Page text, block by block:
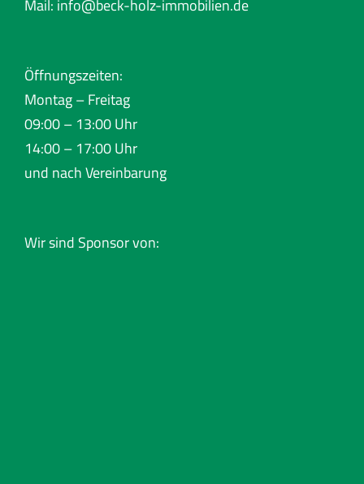
Mail: info@beck-holz-immobilien.de
Öffnungszeiten:
Montag – Freitag
09:00 – 13:00 Uhr
14:00 – 17:00 Uhr
und nach Vereinbarung
Wir sind Sponsor von: